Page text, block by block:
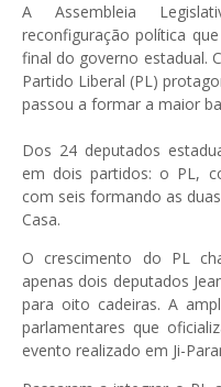
A Assembleia
reconfiguração política
final do governo estadual.
Partido Liberal (PL)
passou a formar a maior
Dos 24 deputados
em dois partidos: o PL,
com seis formando as
Casa.
O crescimento do PL
apenas dois deputados
para oito cadeiras. A
parlamentares que
evento realizado em Ji-